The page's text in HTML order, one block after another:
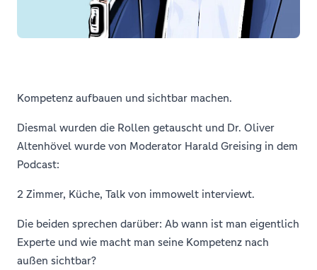
Kompetenz aufbauen und sichtbar machen.
Diesmal wurden die Rollen getauscht und Dr. Oliver
Altenhövel wurde von Moderator Harald Greising in dem
Podcast:
2 Zimmer, Küche, Talk von immowelt interviewt.
Die beiden sprechen darüber: Ab wann ist man eigentlich
Experte und wie macht man seine Kompetenz nach
außen sichtbar?